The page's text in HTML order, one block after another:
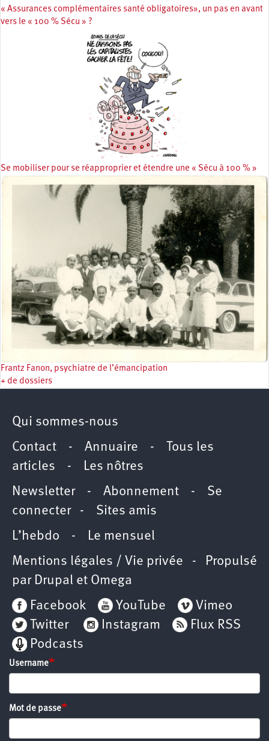
« Assurances complémentaires santé obligatoires», un pas en avant
vers le « 100 % Sécu » ?
Se mobiliser pour se réapproprier et étendre une « Sécu à 100 % »
Frantz Fanon, psychiatre de l’émancipation
+ de dossiers
Qui sommes-nous
Contact - Annuaire -
Tous les
articles -
Les nôtres
Newsletter- Abonnement - Se
connecter- Sites amis
L’hebdo -
Le mensuel
Mentions légales / Vie privée - Propulsé
par Drupal et Omega
Facebook
YouTube
Vimeo
Twitter
Instagram
Flux RSS
Podcasts
Username
Mot de passe